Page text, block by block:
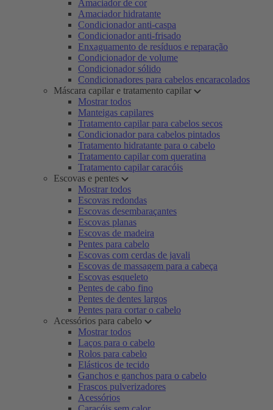
Amaciador de cor
Amaciador hidratante
Condicionador anti-caspa
Condicionador anti-frisado
Enxaguamento de resíduos e reparação
Condicionador de volume
Condicionador sólido
Condicionadores para cabelos encaracolados
Máscara capilar e tratamento capilar
Mostrar todos
Manteigas capilares
Tratamento capilar para cabelos secos
Condicionador para cabelos pintados
Tratamento hidratante para o cabelo
Tratamento capilar com queratina
Tratamento capilar caracóis
Escovas e pentes
Mostrar todos
Escovas redondas
Escovas desembaraçantes
Escovas planas
Escovas de madeira
Pentes para cabelo
Escovas com cerdas de javali
Escovas de massagem para a cabeça
Escovas esqueleto
Pentes de cabo fino
Pentes de dentes largos
Pentes para cortar o cabelo
Acessórios para cabelo
Mostrar todos
Laços para o cabelo
Rolos para cabelo
Elásticos de tecido
Ganchos e ganchos para o cabelo
Frascos pulverizadores
Acessórios